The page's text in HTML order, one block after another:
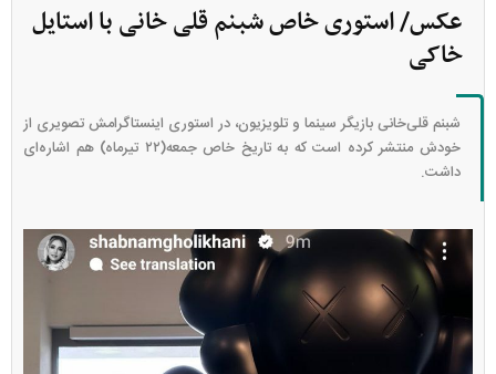
عکس/ استوری خاص شبنم قلی خانی با استایل
خاکی
شبنم قلی‌خانی بازیگر سینما و تلویزیون، در استوری اینستاگرامش تصویری از
خودش منتشر کرده است که به تاریخ خاص جمعه(۲۲ تیرماه) هم اشاره‌ای
داشت.